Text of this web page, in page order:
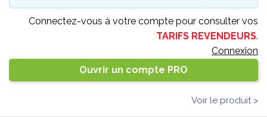
Connectez-vous à votre compte pour consulter vos
TARIFS REVENDEURS.
Connexion
Ouvrir un compte PRO
Voir le produit >